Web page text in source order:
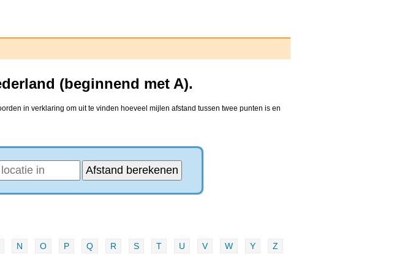
(beginnend met A).
in verklaring om uit te vinden hoeveel mijlen afstand tussen twee punten is en
N O P Q R S T U V W Y Z